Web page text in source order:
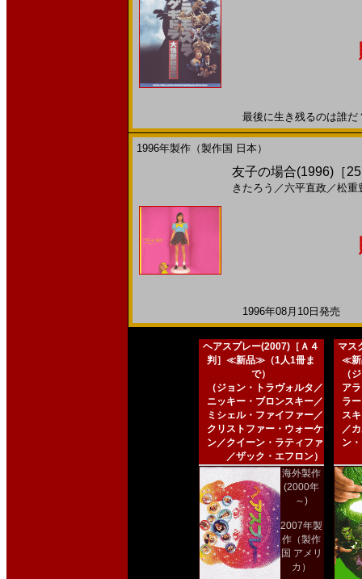
最後に生き残るのは誰
1996年製作（製作国 日本）
友子の場合(1996)［
きたろう ／ 六平直政 ／松重
1996年08月10日発売
ヘアスプレー(2007)［Ａ４
判］≪新品≫（1人1冊ま
で）
（ジョン・トラヴォルタ／
ニッキー・ブロンスキー／
ミシェル・ファイファー／
クリストファー・ウォーケ
ン／クイーン・ラティファ
／ザック・エフロン）
海外製作
(2000年
～)
2007年製
作（製作
国 アメリ
カ）
マス
≪新
（
ア
ラ
ス
／
ン